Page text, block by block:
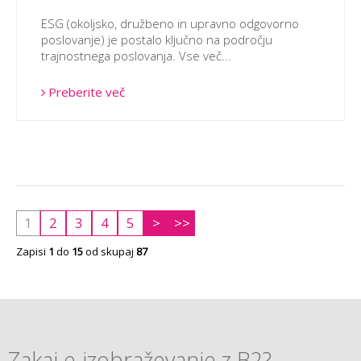
ESG (okoljsko, družbeno in upravno odgovorno
poslovanje) je postalo ključno na področju
trajnostnega poslovanja. Vse več...
Preberite več
1 2 3 4 5 > >>
Zapisi 1 do 15od skupaj 87